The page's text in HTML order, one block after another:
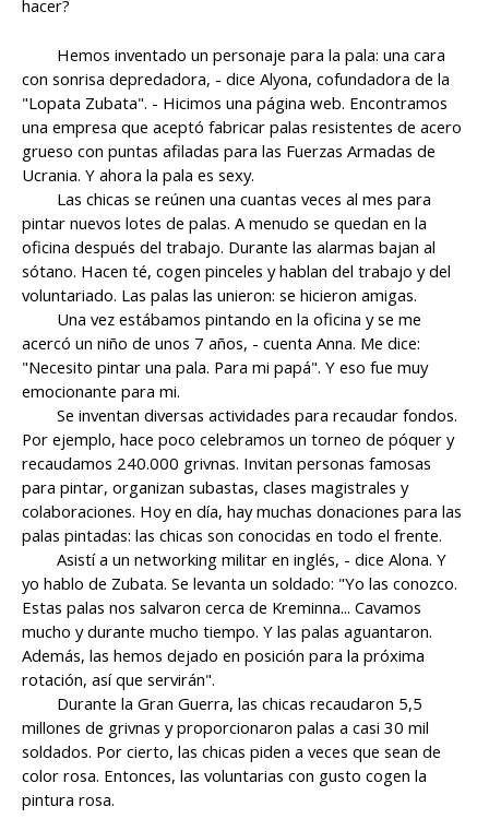
hacer?
Hemos inventado un personaje para la pala: una cara
con sonrisa depredadora, - dice Alyona, cofundadora de la
"Lopata Zubata". - Hicimos una página web. Encontramos
una empresa que aceptó fabricar palas resistentes de acero
grueso con puntas afiladas para las Fuerzas Armadas de
Ucrania. Y ahora la pala es sexy.
Las chicas se reúnen una cuantas veces al mes para
pintar nuevos lotes de palas. A menudo se quedan en la
oficina después del trabajo. Durante las alarmas bajan al
sótano. Hacen té, cogen pinceles y hablan del trabajo y del
voluntariado. Las palas las unieron: se hicieron amigas.
Una vez estábamos pintando en la oficina y se me
acercó un niño de unos 7 años, - cuenta Anna. Me dice:
"Necesito pintar una pala. Para mi papá". Y eso fue muy
emocionante para mi.
Se inventan diversas actividades para recaudar fondos.
Por ejemplo, hace poco celebramos un torneo de póquer y
recaudamos 240.000 grivnas. Invitan personas famosas
para pintar, organizan subastas, clases magistrales y
colaboraciones. Hoy en día, hay muchas donaciones para las
palas pintadas: las chicas son conocidas en todo el frente.
Asistí a un networking militar en inglés, - dice Alona. Y
yo hablo de Zubata. Se levanta un soldado: "Yo las conozco.
Estas palas nos salvaron cerca de Kreminna... Cavamos
mucho y durante mucho tiempo. Y las palas aguantaron.
Además, las hemos dejado en posición para la próxima
rotación, así que servirán".
Durante la Gran Guerra, las chicas recaudaron 5,5
millones de grivnas y proporcionaron palas a casi 30 mil
soldados. Por cierto, las chicas piden a veces que sean de
color rosa. Entonces, las voluntarias con gusto cogen la
pintura rosa.